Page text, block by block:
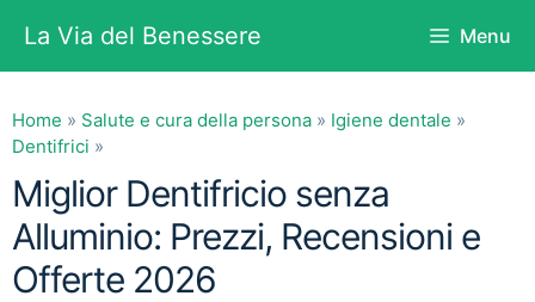
contenuto
La Via del Benessere Menu
Home » Salute e cura della persona » Igiene dentale »
Dentifrici »
Miglior Dentifricio senza
Alluminio: Prezzi, Recensioni e
Offerte 2026